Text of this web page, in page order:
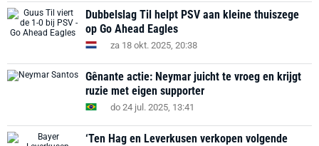
Dubbelslag Til helpt PSV aan kleine thuiszege
op Go Ahead Eagles
za 18 okt. 2025, 20:38
Gênante actie: Neymar juicht te vroeg en krijgt
ruzie met eigen supporter
do 24 jul. 2025, 13:41
‘Ten Hag en Leverkusen verkopen volgende